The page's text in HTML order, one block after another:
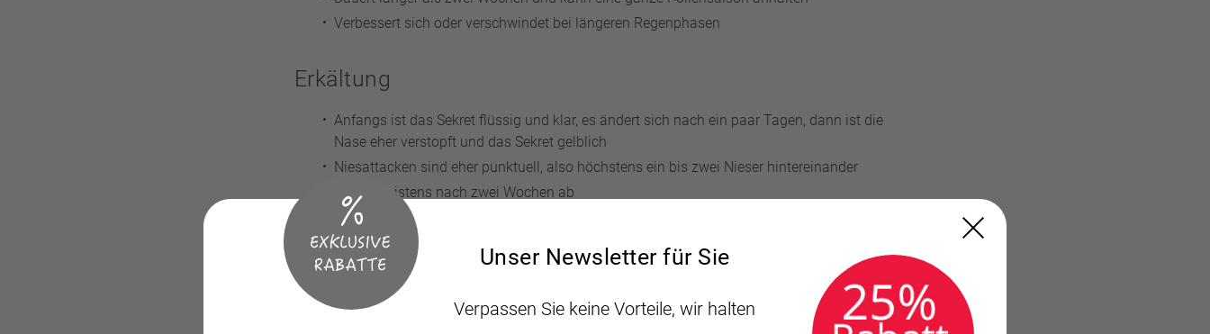
Verbessert sich oder verschwindet bei längeren Regenphasen
Erkältung
Anfangs ist das Sekret flüssig und klar, es ändert sich nach ein paar Tagen, dann ist die
Nase eher verstopft und das Sekret gelblich
Niesattacken sind eher punktuell, also höchstens ein bis zwei Nieser hintereinander
Klingt meistens nach zwei Wochen ab
Verbessert sich nicht während längerer Regenphasen
Unser Newsletter für Sie
Verpassen Sie keine Vorteile, wir halten